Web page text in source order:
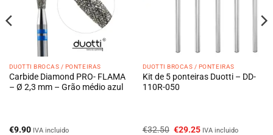
DUOTTI BROCAS / PONTEIRAS
Carbide Diamond PRO- FLAMA
– Ø 2,3 mm – Grão médio azul
€9.90 IVA incluido
DUOTTI BROCAS / PONTEIRAS
Kit de 5 ponteiras Duotti – DD-
110R-050
€32.50 O
€29.25OIVA incluido